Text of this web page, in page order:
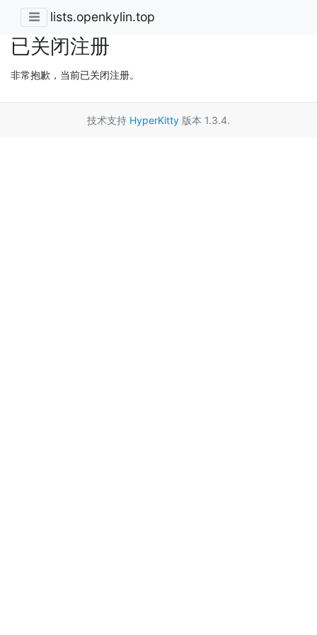
lists.openkylin.top
已关闭注册
非常抱歉，当前已关闭注册。
技术支持 HyperKitty 版本 1.3.4.